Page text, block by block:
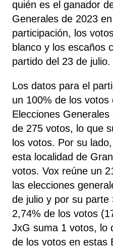
quién es el ganador
Generales de 2023
participación, los
blanco y los escaños
partido del 23 de julio.
Los datos para el
un 100% de los votos
Elecciones
de 275 votos, lo que
los votos. Por su
esta localidad de
votos. Vox reúne un
las elecciones
de julio y por su parte
2,74% de los votos
JxG suma 1 votos, lo
de los votos en estas